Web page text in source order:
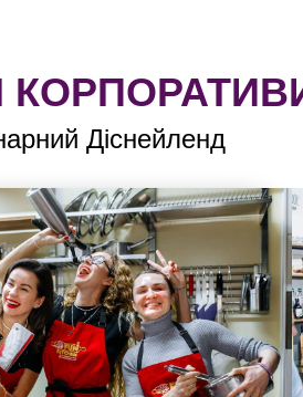
Діснейленд